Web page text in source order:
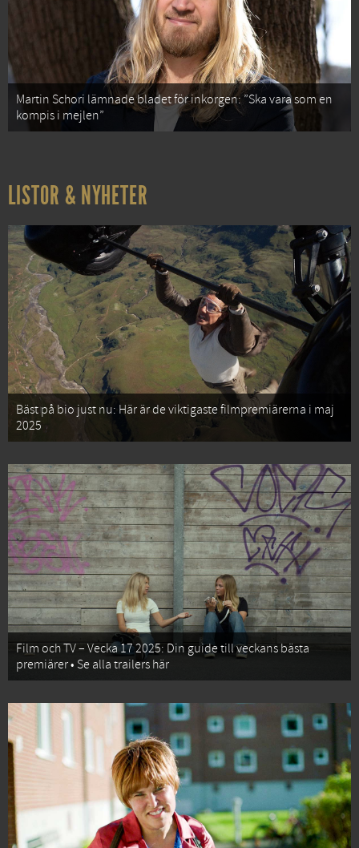
Martin Schori lämnade bladet för inkorgen: ”Ska vara som en
kompis i mejlen”
LISTOR & NYHETER
Bäst på bio just nu: Här är de viktigaste filmpremiärerna i maj
2025
Film och TV – Vecka 17 2025: Din guide till veckans bästa
premiärer • Se alla trailers här